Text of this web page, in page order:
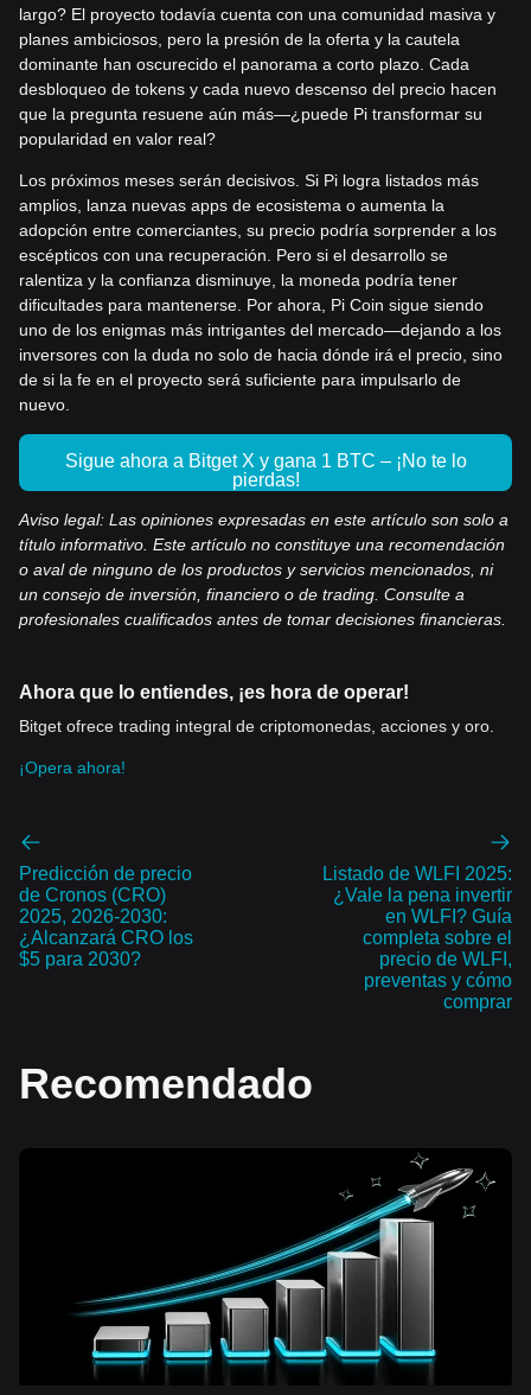
largo? El proyecto todavía cuenta con una comunidad masiva y
planes ambiciosos, pero la presión de la oferta y la cautela
dominante han oscurecido el panorama a corto plazo. Cada
desbloqueo de tokens y cada nuevo descenso del precio hacen
que la pregunta resuene aún más—¿puede Pi transformar su
popularidad en valor real?
Los próximos meses serán decisivos. Si Pi logra listados más
amplios, lanza nuevas apps de ecosistema o aumenta la
adopción entre comerciantes, su precio podría sorprender a los
escépticos con una recuperación. Pero si el desarrollo se
ralentiza y la confianza disminuye, la moneda podría tener
dificultades para mantenerse. Por ahora, Pi Coin sigue siendo
uno de los enigmas más intrigantes del mercado—dejando a los
inversores con la duda no solo de hacia dónde irá el precio, sino
de si la fe en el proyecto será suficiente para impulsarlo de
nuevo.
Sigue ahora a Bitget X y gana 1 BTC – ¡No te lo
pierdas!
Aviso legal: Las opiniones expresadas en este artículo son solo a
título informativo. Este artículo no constituye una recomendación
o aval de ninguno de los productos y servicios mencionados, ni
un consejo de inversión, financiero o de trading. Consulte a
profesionales cualificados antes de tomar decisiones financieras.
Ahora que lo entiendes, ¡es hora de operar!
Bitget ofrece trading integral de criptomonedas, acciones y oro.
¡Opera ahora!
Predicción de precio
de Cronos (CRO)
2025, 2026-2030:
¿Alcanzará CRO los
$5 para 2030?
Listado de WLFI 2025:
¿Vale la pena invertir
en WLFI? Guía
completa sobre el
precio de WLFI,
preventas y cómo
comprar
Recomendado